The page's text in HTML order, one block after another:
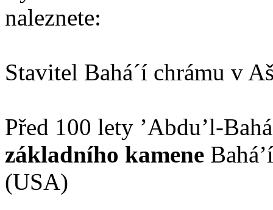
naleznete:
Stavitel Bahá´í chrámu v
Před 100 lety ’Abdu’l-
základního kamene
(USA)